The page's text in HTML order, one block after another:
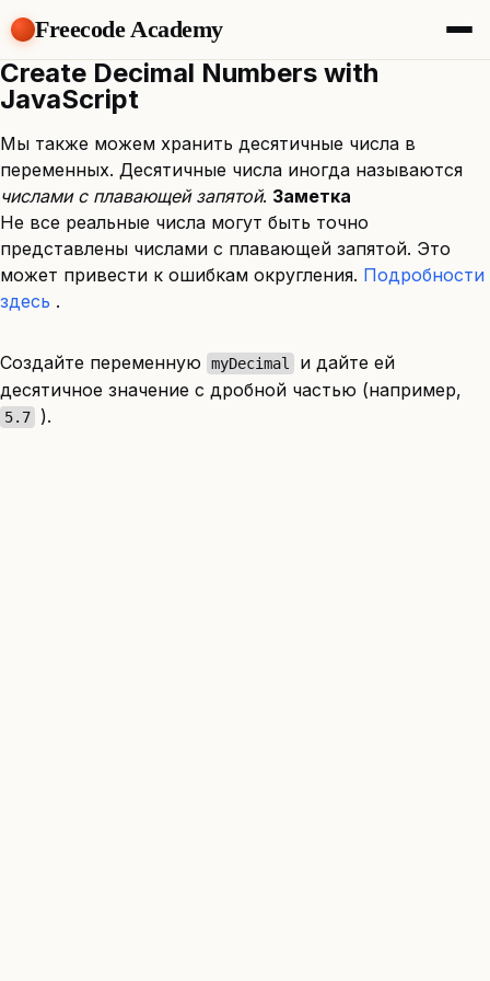
Freecode Academy
About
Members
Offers
Projects
Tasks
Topics
Get Access
Create Decimal Numbers with
JavaScript
Мы также можем хранить десятичные числа в
переменных. Десятичные числа иногда называются
числами с плавающей запятой. Заметка
Не все реальные числа могут быть точно
представлены числами с плавающей запятой. Это
может привести к ошибкам округления. Подробности
здесь .
Создайте переменную myDecimal
и дайте ей
десятичное значение с дробной частью (например,
5.7 ).